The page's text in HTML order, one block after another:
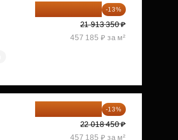
-13%
21 913 350 ₽
457 185 ₽ за м²
-13%
22 018 450 ₽
457 185 ₽ за м²